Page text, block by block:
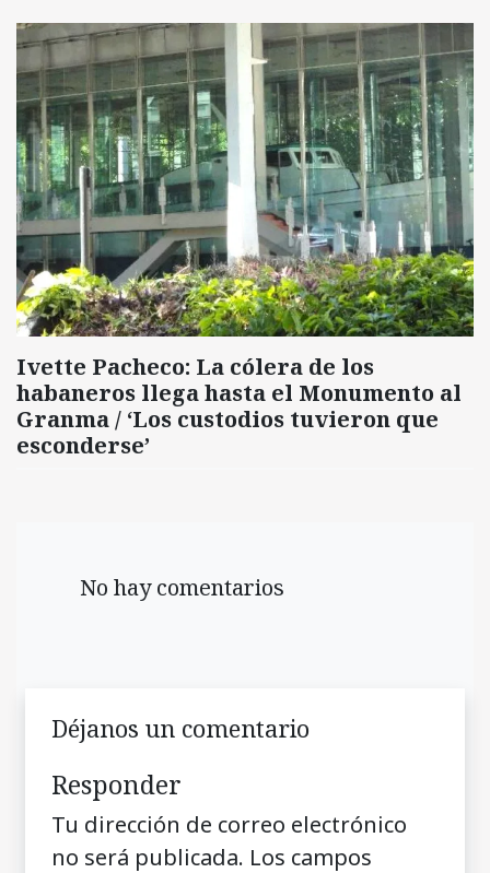
Ivette Pacheco: La cólera de los
habaneros llega hasta el Monumento al
Granma / ‘Los custodios tuvieron que
esconderse’
No hay comentarios
Déjanos un comentario
Responder
Tu dirección de correo electrónico
no será publicada. Los campos